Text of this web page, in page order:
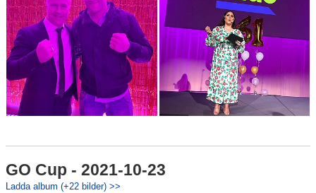
GO Cup - 2021-10-23
Ladda album (+22 bilder) >>